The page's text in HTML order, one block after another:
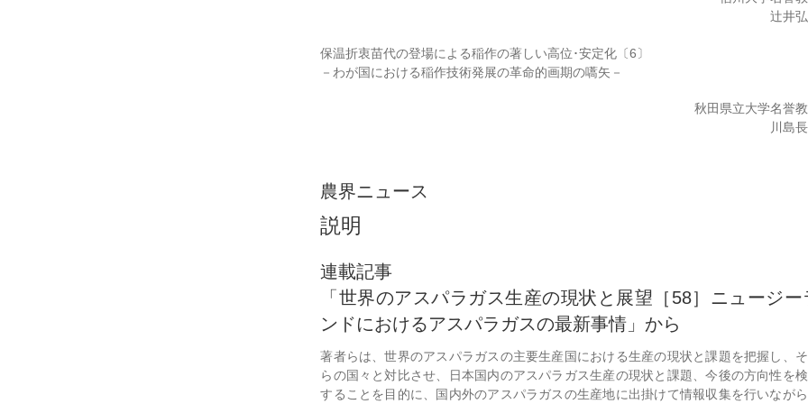
辻井
保温折衷苗代の登場による稲作の著しい高位･安定化〔6〕
－わが国における稲作技術発展の革命的画期の嚆矢－
秋田県立大学名誉
川島
農界ニュース
説明
連載記事
「世界のアスパラガス生産の現状と展望［58］ニュージー
ンドにおけるアスパラガスの最新事情」から
著者らは、世界のアスパラガスの主要生産国における生産の現状と課題を把握し、
らの国々と対比させ、日本国内のアスパラガス生産の現状と課題、今後の方向性を
することを目的に、国内外のアスパラガスの生産地に出掛けて情報収集を行いながら